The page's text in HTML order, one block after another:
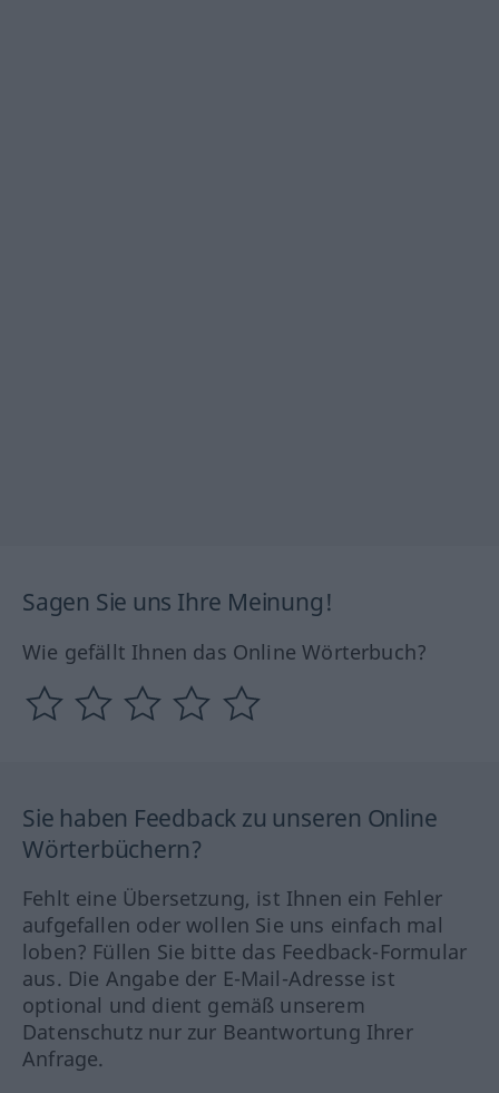
Sagen Sie uns Ihre Meinung!
Wie gefällt Ihnen das Online Wörterbuch?
Sie haben Feedback zu unseren Online
Wörterbüchern?
Fehlt eine Übersetzung, ist Ihnen ein Fehler
aufgefallen oder wollen Sie uns einfach mal
loben? Füllen Sie bitte das Feedback-Formular
aus. Die Angabe der E-Mail-Adresse ist
optional und dient gemäß unserem
Datenschutz nur zur Beantwortung Ihrer
Anfrage.